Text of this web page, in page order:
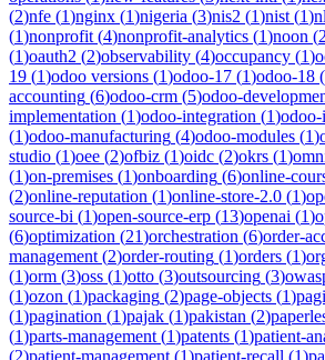
(2)nfe (1)nginx (1)nigeria (3)nis2 (1)nist (1)
(1)nonprofit (4)nonprofit-analytics (1)noon (2
(1)oauth2 (2)observability (4)occupancy (1)
19 (1)odoo versions (1)odoo-17 (1)odoo-18 (
accounting (6)odoo-crm (5)odoo-
implementation (1)odoo-integration (1)
(1)odoo-manufacturing (4)odoo-modules (1)
studio (1)oee (2)ofbiz (1)oidc (2)okrs (1)
(1)on-premises (1)onboarding (6)online-
(2)online-reputation (1)online-store-2.0 (1)
source-bi (1)open-source-erp (13)openai (1)
(6)optimization (21)orchestration (6)order-
management (2)order-routing (1)orders (1)
(1)orm (3)oss (1)otto (3)outsourcing (3)
(1)ozon (1)packaging (2)page-objects (1)
(1)pagination (1)pajak (1)pakistan (2)
(1)parts-management (1)patents (1)patient-
(2)patient-management (1)patient-recall (1)